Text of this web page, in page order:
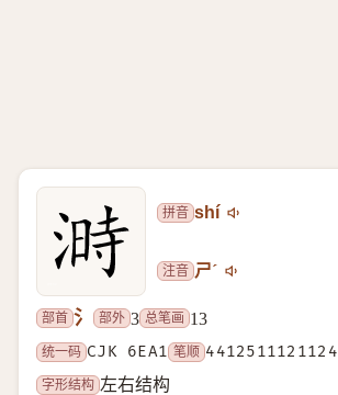
拼音 shí
注音 ㄕˊ
部首 氵 部外 3 总笔画 13
统一码 CJK 6EA1 笔顺 4412511121124
字形结构 左右结构